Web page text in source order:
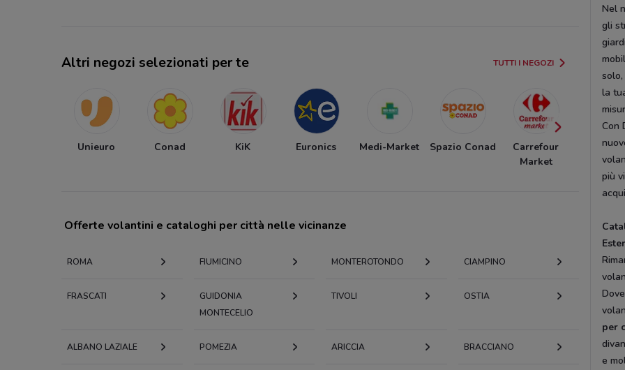
Altri negozi selezionati per te TUTTI I NEGOZI
Unieuro Conad KiK Euronics Medi-Market Spazio Conad
Carrefour
Market
Offerte volantini e cataloghi per città nelle vicinanze
ROMA FIUMICINO MONTEROTONDO CIAMPINO
FRASCATI
GUIDONIA
MONTECELIO
TIVOLI OSTIA
ALBANO LAZIALE POMEZIA ARICCIA BRACCIANO
Nel
gli
la
Con
più
per
e